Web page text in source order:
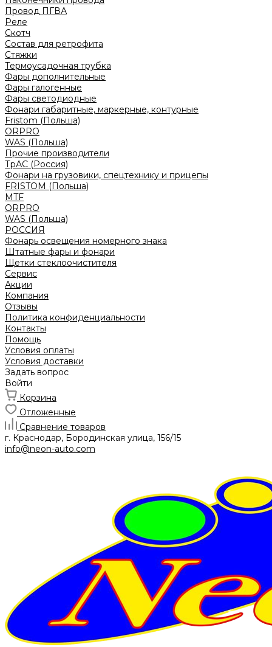
Провод ПГВА
Реле
Скотч
Состав для ретрофита
Стяжки
Термоусадочная трубка
Фары дополнительные
Фары галогенные
Фары светодиодные
Фонари габаритные, маркерные, контурные
Fristom (Польша)
ORPRO
WAS (Польша)
Прочие производители
ТрАС (Россия)
Фонари на грузовики, спецтехнику и прицепы
FRISTOM (Польша)
MTF
ORPRO
WAS (Польша)
РОССИЯ
Фонарь освещения номерного знака
Штатные фары и фонари
Щетки стеклоочистителя
Сервис
Акции
Компания
Отзывы
Политика конфиденциальности
Контакты
Помощь
Условия оплаты
Условия доставки
Задать вопрос
Войти
Корзина
Отложенные
Сравнение товаров
г. Краснодар, Бородинская улица, 156/15
info@neon-auto.com